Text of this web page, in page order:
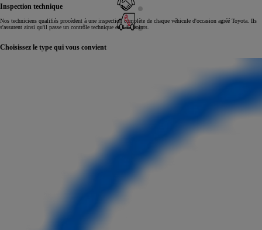
Inspection technique
Nos techniciens qualifiés procèdent à une inspection complète de chaque véhicule d'occasion agréé Toyota. Ils
s'assurent ainsi qu'il passe un contrôle technique en 145 points.
Choisissez le type qui vous convient